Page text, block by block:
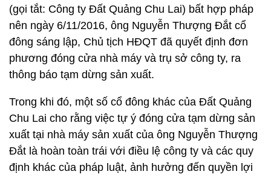
(gọi tắt: Công ty Đất Quảng Chu Lai) bất hợp pháp
nên ngày 6/11/2016, ông Nguyễn Thượng Đắt cổ
đông sáng lập, Chủ tịch HĐQT đã quyết định đơn
phương đóng cửa nhà máy và trụ sở công ty, ra
thông báo tạm dừng sản xuất.
Trong khi đó, một số cổ đông khác của Đất Quảng
Chu Lai cho rằng việc tự ý đóng cửa tạm dừng sản
xuất tại nhà máy sản xuất của ông Nguyễn Thượng
Đắt là hoàn toàn trái với điều lệ công ty và các quy
định khác của pháp luật, ảnh hưởng đến quyền lợi